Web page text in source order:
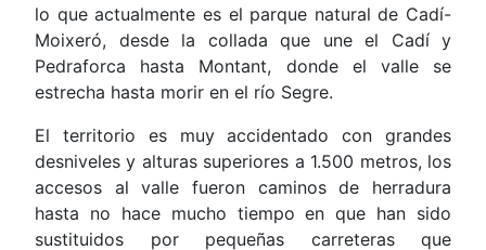
lo que actualmente es el parque natural de Cadí-
Moixeró, desde la collada que une el Cadí y
Pedraforca hasta Montant, donde el valle se
estrecha hasta morir en el río Segre.
El territorio es muy accidentado con grandes
desniveles y alturas superiores a 1.500 metros, los
accesos al valle fueron caminos de herradura
hasta no hace mucho tiempo en que han sido
sustituidos por pequeñas carreteras que